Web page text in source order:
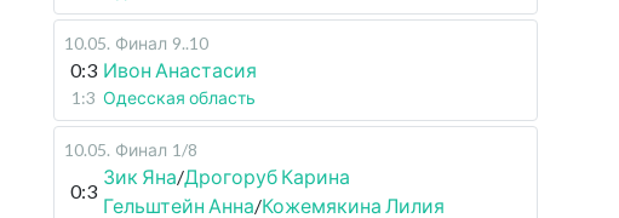
10.05. Финал 9..10
0:3 Ивон Анастасия
1:3 Одесская область
10.05. Финал 1/8
0:3
Зик Яна/Дрогоруб Карина
Гельштейн Анна/Кожемякина Лилия